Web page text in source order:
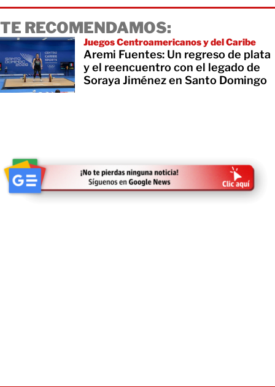
TE RECOMENDAMOS:
Juegos Centroamericanos y del Caribe
Aremi Fuentes: Un regreso de plata
y el reencuentro con el legado de
Soraya Jiménez en Santo Domingo